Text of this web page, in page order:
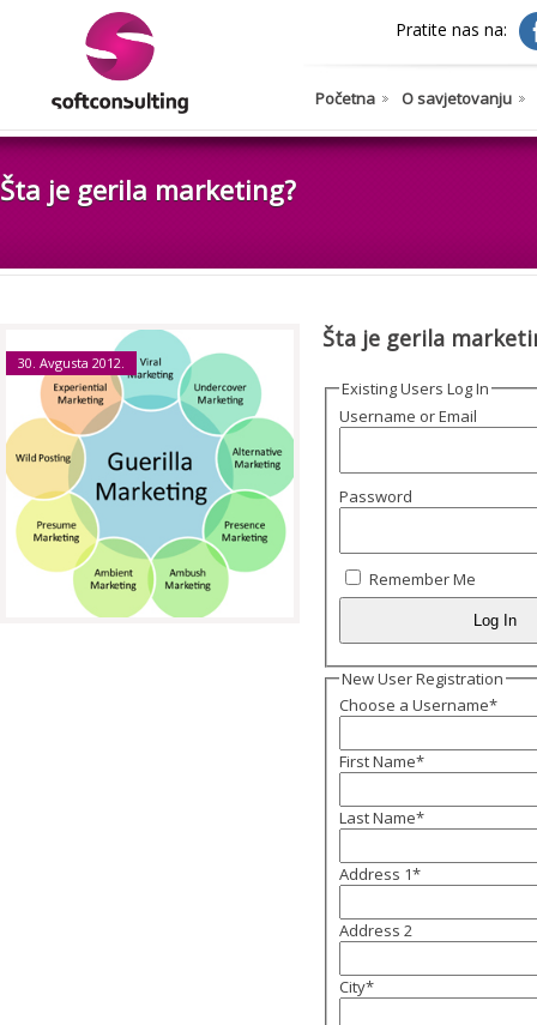
Pratite nas na:
Početna O savjetovanju
Šta je gerila marketing?
30. Avgusta 2012.
Šta je gerila
Existing Users Log In
Username or Email
Password
Remember Me
New User Registration
Choose a Username*
First Name*
Last Name*
Address 1*
Address 2
City*